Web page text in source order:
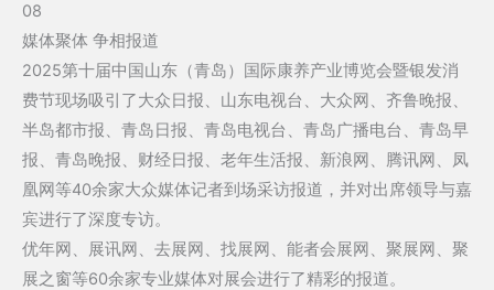
08
媒体聚体 争相报道
2025第十届中国山东（青岛）国际康养产业博览会暨银发消
费节现场吸引了大众日报、山东电视台、大众网、齐鲁晚报、
半岛都市报、青岛日报、青岛电视台、青岛广播电台、青岛早
报、青岛晚报、财经日报、老年生活报、新浪网、腾讯网、凤
凰网等40余家大众媒体记者到场采访报道，并对出席领导与嘉
宾进行了深度专访。
优年网、展讯网、去展网、找展网、能者会展网、聚展网、聚
展之窗等60余家专业媒体对展会进行了精彩的报道。